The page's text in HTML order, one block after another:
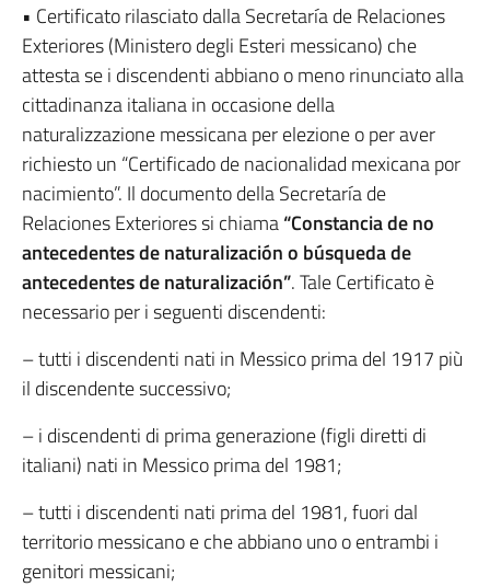
• Certificato rilasciato dalla Secretaría de Relaciones
Exteriores (Ministero degli Esteri messicano) che
attesta se i discendenti abbiano o meno rinunciato alla
cittadinanza italiana in occasione della
naturalizzazione messicana per elezione o per aver
richiesto un “Certificado de nacionalidad mexicana por
nacimiento”. Il documento della Secretaría de
Relaciones Exteriores si chiama“Constancia de no
antecedentes de naturalización o búsqueda de
antecedentes de naturalización”. Tale Certificato è
necessario per i seguenti discendenti:
– tutti i discendenti nati in Messico prima del 1917 più
il discendente successivo;
– i discendenti di prima generazione (figli diretti di
italiani) nati in Messico prima del 1981;
– tutti i discendenti nati prima del 1981, fuori dal
territorio messicano e che abbiano uno o entrambi i
genitori messicani;